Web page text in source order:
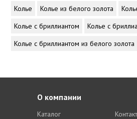
Колье Колье из белого золота
Колье с бриллиантом
Колье с
Колье с бриллиантом из белого золота
О компании
Каталог